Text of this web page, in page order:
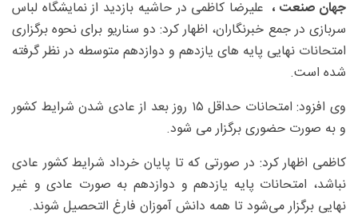
جهان صنعت ، علیرضا کاظمی در حاشیه بازدید از نمایشگاه لباس
سربازی در جمع خبرنگاران، اظهار کرد: دو سناریو برای نحوه برگزاری
امتحانات نهایی پایه های یازدهم و دوازدهم متوسطه در نظر گرفته
شده است.
وی افزود: امتحانات حداقل ۱۵ روز بعد از عادی شدن شرایط کشور
و به صورت حضوری برگزار می شود.
کاظمی اظهار کرد: در صورتی که تا پایان خرداد شرایط کشور عادی
نباشد، امتحانات پایه یازدهم و دوازدهم به صورت عادی و غیر
نهایی برگزار می‌شود تا همه دانش آموزان فارغ التحصیل شوند.